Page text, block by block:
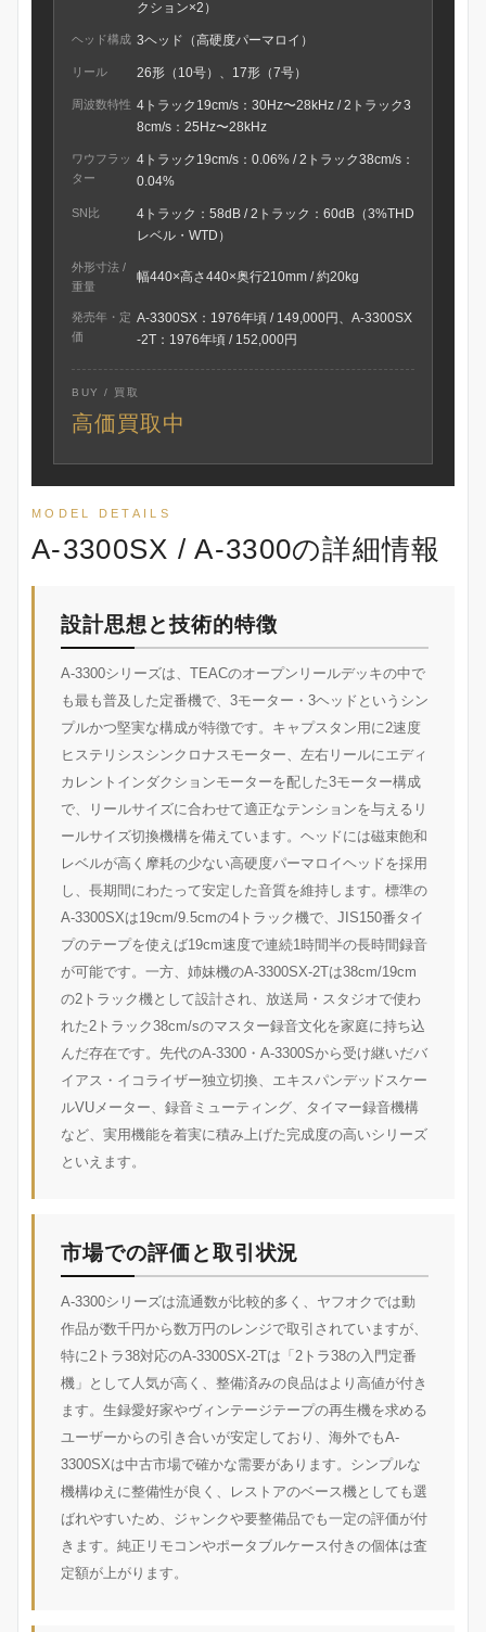
クション×2）
ヘッド構成 3ヘッド（高硬度パーマロイ）
リール 26形（10号）、17形（7号）
周波数特性 4トラック19cm/s：30Hz〜28kHz / 2トラック3
8cm/s：25Hz〜28kHz
ワウフラッ
ター
4トラック19cm/s：0.06% / 2トラック38cm/s：
0.04%
SN比
4トラック：58dB / 2トラック：60dB（3%THD
レベル・WTD）
外形寸法 /
重量
幅440×高さ440×奥行210mm / 約20kg
発売年・定
価
A-3300SX：1976年頃 / 149,000円、A-3300SX
-2T：1976年頃 / 152,000円
BUY / 買取
高価買取中
MODEL DETAILS
A-3300SX / A-3300の詳細情報
設計思想と技術的特徴
A-3300シリーズは、TEACのオープンリールデッキの中で
も最も普及した定番機で、3モーター・3ヘッドというシン
プルかつ堅実な構成が特徴です。キャプスタン用に2速度
ヒステリシスシンクロナスモーター、左右リールにエディ
カレントインダクションモーターを配した3モーター構成
で、リールサイズに合わせて適正なテンションを与えるリ
ールサイズ切換機構を備えています。ヘッドには磁束飽和
レベルが高く摩耗の少ない高硬度パーマロイヘッドを採用
し、長期間にわたって安定した音質を維持します。標準の
A-3300SXは19cm/9.5cmの4トラック機で、JIS150番タイ
プのテープを使えば19cm速度で連続1時間半の長時間録音
が可能です。一方、姉妹機のA-3300SX-2Tは38cm/19cm
の2トラック機として設計され、放送局・スタジオで使わ
れた2トラック38cm/sのマスター録音文化を家庭に持ち込
んだ存在です。先代のA-3300・A-3300Sから受け継いだバ
イアス・イコライザー独立切換、エキスパンデッドスケー
ルVUメーター、録音ミューティング、タイマー録音機構
など、実用機能を着実に積み上げた完成度の高いシリーズ
といえます。
市場での評価と取引状況
A-3300シリーズは流通数が比較的多く、ヤフオクでは動
作品が数千円から数万円のレンジで取引されていますが、
特に2トラ38対応のA-3300SX-2Tは「2トラ38の入門定番
機」として人気が高く、整備済みの良品はより高値が付き
ます。生録愛好家やヴィンテージテープの再生機を求める
ユーザーからの引き合いが安定しており、海外でもA-
3300SXは中古市場で確かな需要があります。シンプルな
機構ゆえに整備性が良く、レストアのベース機としても選
ばれやすいため、ジャンクや要整備品でも一定の評価が付
きます。純正リモコンやポータブルケース付きの個体は査
定額が上がります。